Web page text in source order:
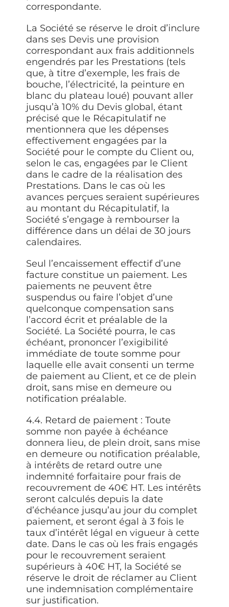
correspondante.
La Société se réserve le droit d’inclure
dans ses Devis une provision
correspondant aux frais additionnels
engendrés par les Prestations (tels
que, à titre d’exemple, les frais de
bouche, l’électricité, la peinture en
blanc du plateau loué) pouvant aller
jusqu’à 10% du Devis global, étant
précisé que le Récapitulatif ne
mentionnera que les dépenses
effectivement engagées par la
Société pour le compte du Client ou,
selon le cas, engagées par le Client
dans le cadre de la réalisation des
Prestations. Dans le cas où les
avances perçues seraient supérieures
au montant du Récapitulatif, la
Société s’engage à rembourser la
différence dans un délai de 30 jours
calendaires.
Seul l’encaissement effectif d’une
facture constitue un paiement. Les
paiements ne peuvent être
suspendus ou faire l’objet d’une
quelconque compensation sans
l’accord écrit et préalable de la
Société. La Société pourra, le cas
échéant, prononcer l’exigibilité
immédiate de toute somme pour
laquelle elle avait consenti un terme
de paiement au Client, et ce de plein
droit, sans mise en demeure ou
notification préalable.
4.4. Retard de paiement: Toute
somme non payée à échéance
donnera lieu, de plein droit, sans mise
en demeure ou notification préalable,
à intérêts de retard outre une
indemnité forfaitaire pour frais de
recouvrement de 40€ HT. Les intérêts
seront calculés depuis la date
d’échéance jusqu’au jour du complet
paiement, et seront égal à 3 fois le
taux d’intérêt légal en vigueur à cette
date. Dans le cas où les frais engagés
pour le recouvrement seraient
supérieurs à 40€ HT, la Société se
réserve le droit de réclamer au Client
une indemnisation complémentaire
sur justification.